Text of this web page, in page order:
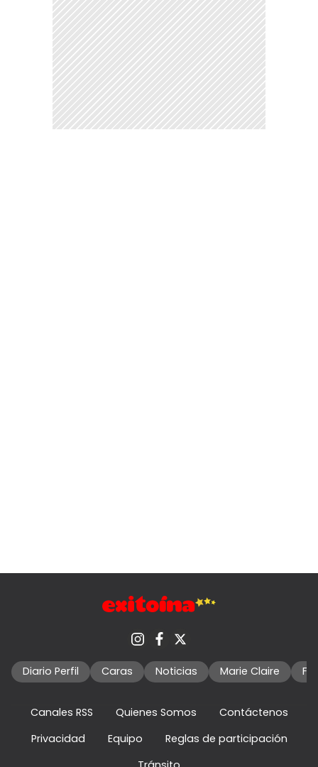
Diario Perfil Caras Noticias Marie Claire
Canales RSS Quienes Somos
Contáctenos
Privacidad
Equipo
Reglas de participación